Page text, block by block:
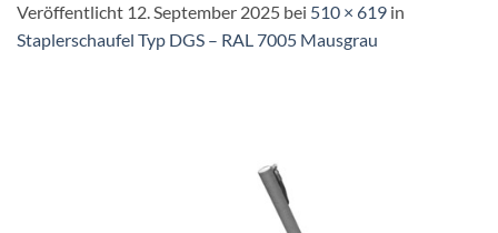
Veröffentlicht 12. September 2025 bei 510 × 619 in
Staplerschaufel Typ DGS – RAL 7005 Mausgrau